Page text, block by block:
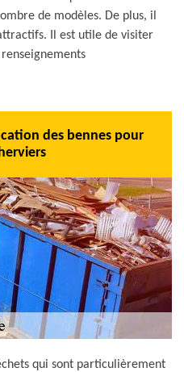
de modèles. De plus, il
Il est utile de visiter
des bennes pour
qui sont particulièrement